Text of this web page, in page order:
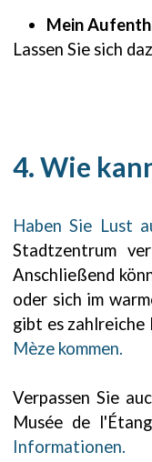
Mein
Lassen Sie sich
4. Wie
Haben Sie Lust
Stadtzentrum
Anschließend
oder sich im
gibt es zahlreiche
Mèze kommen.
Verpassen Sie
Musée de
Informationen.